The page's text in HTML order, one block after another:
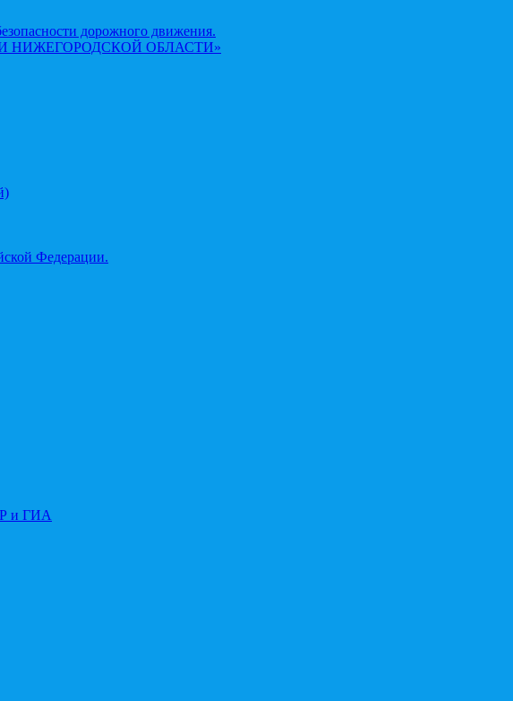
дорожного движения.
НИЖЕГОРОДСКОЙ ОБЛАСТИ»
Федерации.
и ГИА